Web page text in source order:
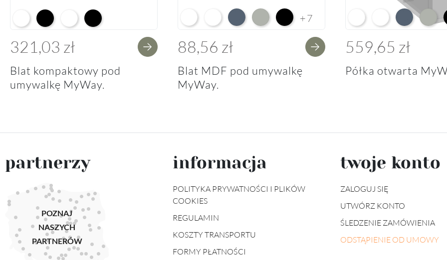
Alpine White K02
Black K16Alpine White Struktura K37
K14 Soft Black
321,03 zł
Blat kompaktowy pod
umywalkę MyWay.
Arctic White HG F01
Premium White Supermatt F83
Perfect Touch Parisian Blue F103
Perfect Touch Stahlgrau F105
Czarny Mat Orchidea Nera F56
+7
88,56 zł
Blat MDF pod umywalkę
MyWay.
Arctic White L04Premium White
Perfect Touch
559,65 zł
Półka otwarta
partnerzy
POZNAJ
NASZYCH
PARTNERÓW
informacja
POLITYKA PRYWATNOŚCI I PLIKÓW
COOKIES
REGULAMIN
KOSZTY TRANSPORTU
FORMY PŁATNOŚCI
twoje konto
ZALOGUJ SIĘ
UTWÓRZ KONTO
ŚLEDZENIE ZAMÓWIENIA
ODSTĄPIENIE OD UMOWY